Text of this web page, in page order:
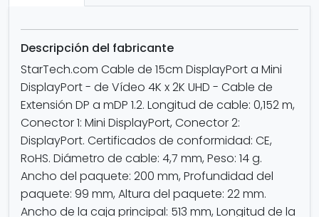
Descripción del fabricante
StarTech.com Cable de 15cm DisplayPort a Mini
DisplayPort - de Vídeo 4K x 2K UHD - Cable de
Extensión DP a mDP 1.2. Longitud de cable: 0,152 m,
Conector 1: Mini DisplayPort, Conector 2:
DisplayPort. Certificados de conformidad: CE,
RoHS. Diámetro de cable: 4,7 mm, Peso: 14 g.
Ancho del paquete: 200 mm, Profundidad del
paquete: 99 mm, Altura del paquete: 22 mm.
Ancho de la caja principal: 513 mm, Longitud de la